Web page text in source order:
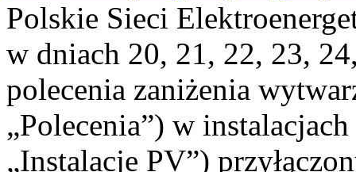
Polskie Sieci
w dniach 20, 21, 22, 23,
polecenia zaniżenia
„Polecenia”) w
„Instalacje PV”)